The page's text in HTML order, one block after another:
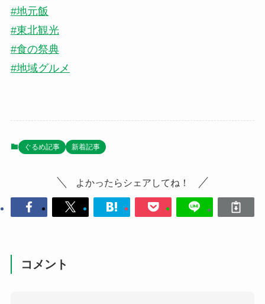
#地元飯
#東北観光
#食の祭典
#地域グルメ
ぐるめ記事 新着記事
よかったらシェアしてね！
コメント